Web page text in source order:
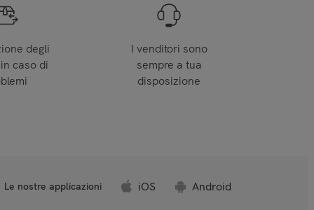
degli
caso di
I venditori sono
sempre a tua
disposizione
Le nostre applicazioni iOS Android